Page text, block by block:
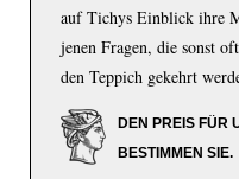
auf Tichys Einblick ihre
jenen Fragen, die sonst
den Teppich gekehrt
DEN PREIS FÜR
BESTIMMEN SIE.